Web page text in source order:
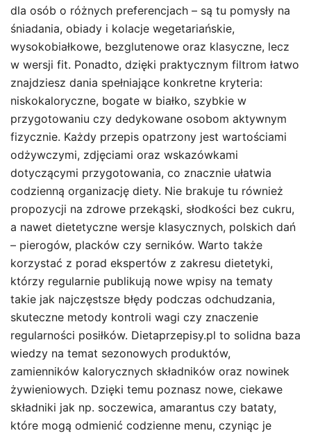
dla osób o różnych preferencjach – są tu pomysły na
śniadania, obiady i kolacje wegetariańskie,
wysokobiałkowe, bezglutenowe oraz klasyczne, lecz
w wersji fit. Ponadto, dzięki praktycznym filtrom łatwo
znajdziesz dania spełniające konkretne kryteria:
niskokaloryczne, bogate w białko, szybkie w
przygotowaniu czy dedykowane osobom aktywnym
fizycznie. Każdy przepis opatrzony jest wartościami
odżywczymi, zdjęciami oraz wskazówkami
dotyczącymi przygotowania, co znacznie ułatwia
codzienną organizację diety. Nie brakuje tu również
propozycji na zdrowe przekąski, słodkości bez cukru,
a nawet dietetyczne wersje klasycznych, polskich dań
– pierogów, placków czy serników. Warto także
korzystać z porad ekspertów z zakresu dietetyki,
którzy regularnie publikują nowe wpisy na tematy
takie jak najczęstsze błędy podczas odchudzania,
skuteczne metody kontroli wagi czy znaczenie
regularności posiłków. Dietaprzepisy.pl to solidna baza
wiedzy na temat sezonowych produktów,
zamienników kalorycznych składników oraz nowinek
żywieniowych. Dzięki temu poznasz nowe, ciekawe
składniki jak np. soczewica, amarantus czy bataty,
które mogą odmienić codzienne menu, czyniąc je